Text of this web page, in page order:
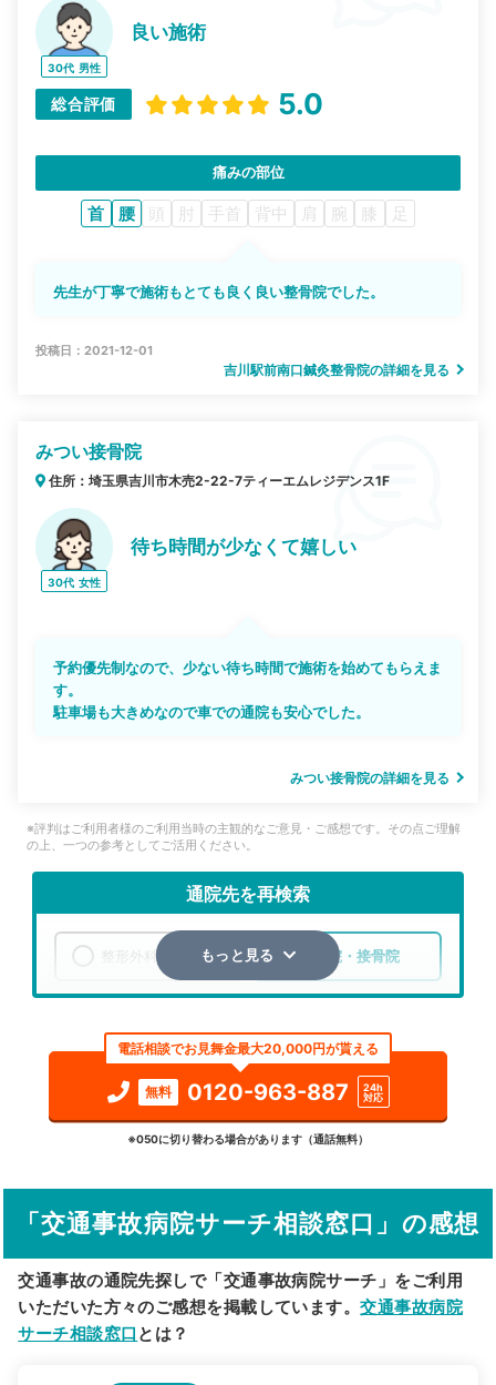
30代 男性
良い施術
総合評価 5.0
痛みの部位
首 腰 頭 肘 手首 背中 肩 腕 膝 足
先生が丁寧で施術もとても良く良い整骨院でした。
投稿日：2021-12-01
吉川駅前南口鍼灸整骨院の詳細を見る
みつい接骨院
住所：埼玉県吉川市木売2-22-7ティーエムレジデンス1F
30代 女性
待ち時間が少なくて嬉しい
予約優先制なので、少ない待ち時間で施術を始めてもらえま
す。
駐車場も大きめなので車での通院も安心でした。
みつい接骨院の詳細を見る
※評判はご利用者様のご利用当時の主観的なご意見・ご感想です。その点ご理解
の上、一つの参考としてご活用ください。
通院先を再検索
整形外科 整骨院・接骨院
検索する
詳細条件で絞り込む
駅から探す 院名から探す
もっと見る
電話相談でお見舞金最大20,000円が貰える
無料 0120-963-887
24h
対応
※050に切り替わる場合があります（通話無料）
「交通事故病院サーチ相談窓口」の感想
交通事故の通院先探しで「交通事故病院サーチ」をご利用
いただいた方々のご感想を掲載しています。交通事故病院
サーチ相談窓口 とは？